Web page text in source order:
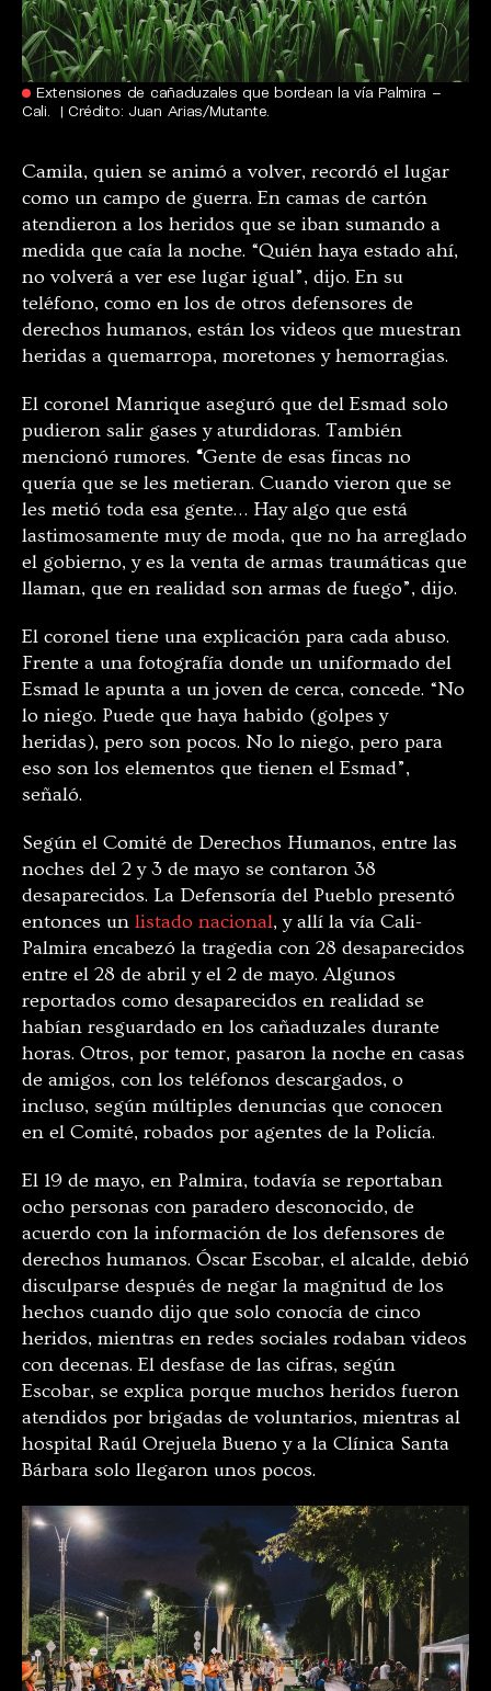
Extensiones de cañaduzales que bordean la vía Palmira –
Cali. | Crédito: Juan Arias/Mutante.
Camila, quien se animó a volver, recordó el lugar
como un campo de guerra. En camas de cartón
atendieron a los heridos que se iban sumando a
medida que caía la noche. “Quién haya estado ahí,
no volverá a ver ese lugar igual”, dijo. En su
teléfono, como en los de otros defensores de
derechos humanos, están los videos que muestran
heridas a quemarropa, moretones y hemorragias.
El coronel Manrique aseguró que del Esmad solo
pudieron salir gases y aturdidoras. También
mencionó rumores. “Gente de esas fincas no
quería que se les metieran. Cuando vieron que se
les metió toda esa gente… Hay algo que está
lastimosamente muy de moda, que no ha arreglado
el gobierno, y es la venta de armas traumáticas que
llaman, que en realidad son armas de fuego”, dijo.
El coronel tiene una explicación para cada abuso.
Frente a una fotografía donde un uniformado del
Esmad le apunta a un joven de cerca, concede. “No
lo niego. Puede que haya habido (golpes y
heridas), pero son pocos. No lo niego, pero para
eso son los elementos que tienen el Esmad”,
señaló.
Según el Comité de Derechos Humanos, entre las
noches del 2 y 3 de mayo se contaron 38
desaparecidos. La Defensoría del Pueblo presentó
entonces un listado nacional, y allí la vía Cali-
Palmira encabezó la tragedia con 28 desaparecidos
entre el 28 de abril y el 2 de mayo. Algunos
reportados como desaparecidos en realidad se
habían resguardado en los cañaduzales durante
horas. Otros, por temor, pasaron la noche en casas
de amigos, con los teléfonos descargados, o
incluso, según múltiples denuncias que conocen
en el Comité, robados por agentes de la Policía.
El 19 de mayo, en Palmira, todavía se reportaban
ocho personas con paradero desconocido, de
acuerdo con la información de los defensores de
derechos humanos. Óscar Escobar, el alcalde, debió
disculparse después de negar la magnitud de los
hechos cuando dijo que solo conocía de cinco
heridos, mientras en redes sociales rodaban videos
con decenas. El desfase de las cifras, según
Escobar, se explica porque muchos heridos fueron
atendidos por brigadas de voluntarios, mientras al
hospital Raúl Orejuela Bueno y a la Clínica Santa
Bárbara solo llegaron unos pocos.